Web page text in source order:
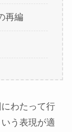
再編
わたって行
う表現が適